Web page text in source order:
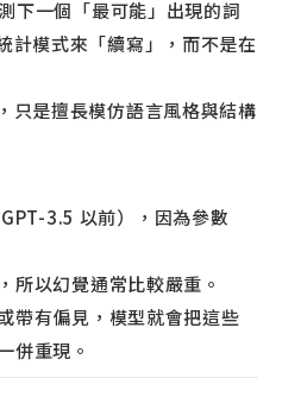
下一個「最可能」出現的詞
計模式來「續寫」，而不是在
只是擅長模仿語言風格與結構
3.5 以前），因為參數
所以幻覺通常比較嚴重。
帶有偏見，模型就會把這些
併重現。